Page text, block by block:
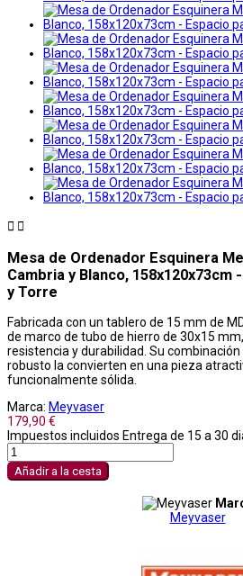
 
Mesa de Ordenador Esquinera
Cambria y Blanco,
y Torre
Fabricada con un tablero de 15 mm de
de marco de tubo de hierro de 30x15
resistencia y durabilidad. Su
robusto la convierten en una pieza
funcionalmente sólida.
Marca: Meyvaser
179,90 €
Impuestos incluidos Entrega de 15 a 30
Añadir a la cesta
Meyvaser